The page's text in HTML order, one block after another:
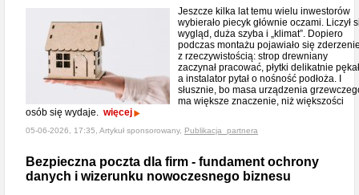
Jeszcze kilka lat temu wielu inwestorów
wybierało piecyk głównie oczami. Liczył
wygląd, duża szyba i „klimat”. Dopiero
podczas montażu pojawiało się
z rzeczywistością: strop drewniany
zaczynał pracować, płytki delikatnie
a instalator pytał o nośność podłoża. I
słusznie, bo masa urządzenia
ma większe znaczenie, niż większości
osób się wydaje. więcej
05-06-2026, 17:35, Artykuł sponsorowany, Publikacja_partnera
Bezpieczna poczta dla firm - fundament ochrony
danych i wizerunku nowoczesnego biznesu